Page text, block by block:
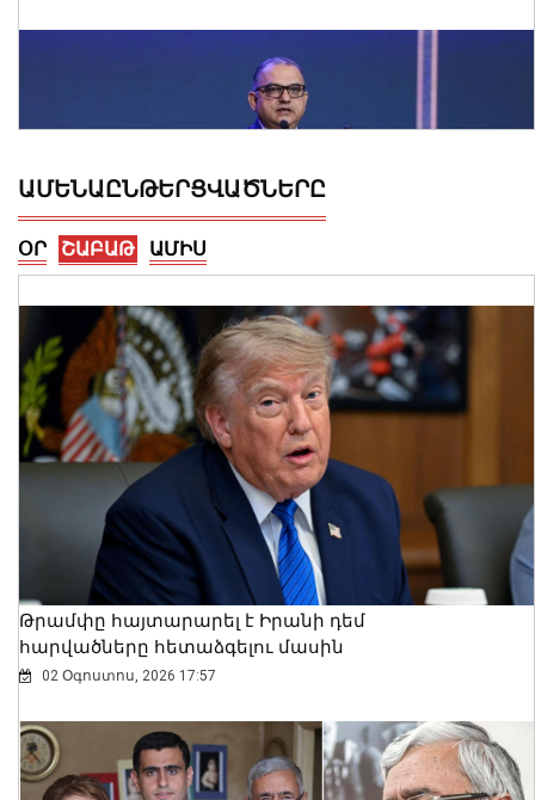
Փոխվարչապետ Տիգրան
Խաչատրյանը մասնակցել է
Շինարարի օրվան նվիրված
միջոցառմանը
07 Օգոստոս, 2026 21:53
ԱՄԵՆԱԸՆԹԵՐՑՎԱԾՆԵՐԸ
ՕՐ ՇԱԲԱԹ ԱՄԻՍ
Թրամփը հայտարարել է Իրանի դեմ
հարվածները հետաձգելու մասին
02 Օգոստոս, 2026 17:57